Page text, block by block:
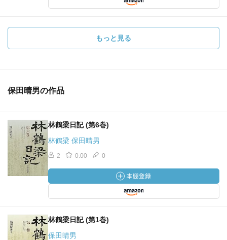
もっと見る
保田晴男の作品
林鶴梁日記 (第6巻)
林鶴梁 保田晴男
2 0.00 0
林鶴梁日記 (第1巻)
保田晴男